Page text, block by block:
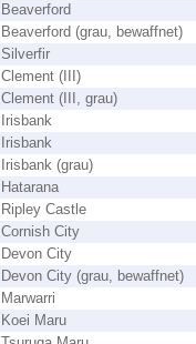
Beaverford
Beaverford (grau, bewaffnet)
Silverfir
Clement (III)
Clement (III, grau)
Irisbank
Irisbank
Irisbank (grau)
Hatarana
Ripley Castle
Cornish City
Devon City
Devon City (grau, bewaffnet)
Marwarri
Koei Maru